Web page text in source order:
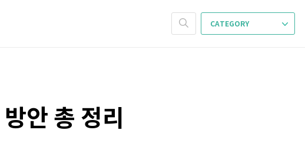
CATEGORY
안 총 정리